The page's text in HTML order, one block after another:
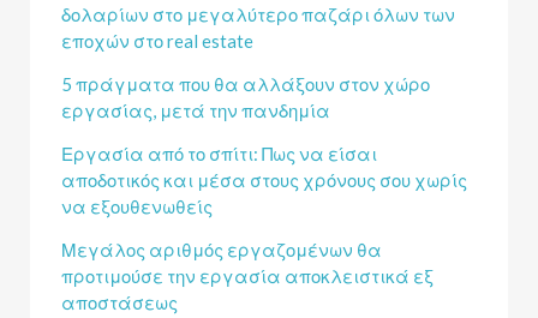
δολαρίων στο μεγαλύτερο παζάρι όλων των
εποχών στο real estate
5 πράγματα που θα αλλάξουν στον χώρο
εργασίας, μετά την πανδημία
Εργασία από το σπίτι: Πως να είσαι
αποδοτικός και μέσα στους χρόνους σου χωρίς
να εξουθενωθείς
Μεγάλος αριθμός εργαζομένων θα
προτιμούσε την εργασία αποκλειστικά εξ
αποστάσεως